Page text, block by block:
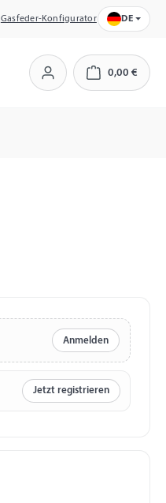
Gasfeder-Konfigurator DE
0,00 €
Anmelden
Jetzt registrieren